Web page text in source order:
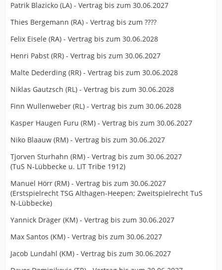
Patrik Blazicko (LA) - Vertrag bis zum 30.06.2027
Thies Bergemann (RA) - Vertrag bis zum ????
Felix Eisele (RA) - Vertrag bis zum 30.06.2028
Henri Pabst (RR) - Vertrag bis zum 30.06.2027
Malte Dederding (RR) - Vertrag bis zum 30.06.2028
Niklas Gautzsch (RL) - Vertrag bis zum 30.06.2028
Finn Wullenweber (RL) - Vertrag bis zum 30.06.2028
Kasper Haugen Furu (RM) - Vertrag bis zum 30.06.2027
Niko Blaauw (RM) - Vertrag bis zum 30.06.2027
Tjorven Sturhahn (RM) - Vertrag bis zum 30.06.2027
(TuS N-Lübbecke u. LIT Tribe 1912)
Manuel Hörr (RM) - Vertrag bis zum 30.06.2027
(Erstspielrecht TSG Althagen-Heepen; Zweitspielrecht TuS
N-Lübbecke)
Yannick Dräger (KM) - Vertrag bis zum 30.06.2027
Max Santos (KM) - Vertrag bis zum 30.06.2027
Jacob Lundahl (KM) - Vertrag bis zum 30.06.2027